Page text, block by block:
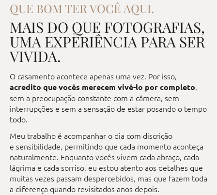
QUE BOM TER VOCÊ AQUI.
MAIS DO QUE FOTOGRAFIAS,
UMA EXPERIÊNCIA PARA SER
VIVIDA.
O casamento acontece apenas uma vez. Por isso,
acredito que vocês merecem vivê-lo por completo,
sem a preocupação constante com a câmera, sem
interrupções e sem a sensação de estar posando o tempo
todo.
Meu trabalho é acompanhar o dia com discrição
e sensibilidade, permitindo que cada momento aconteça
naturalmente. Enquanto vocês vivem cada abraço, cada
lágrima e cada sorriso, eu estou atento aos detalhes que
muitas vezes passam despercebidos, mas que fazem toda
a diferença quando revisitados anos depois.